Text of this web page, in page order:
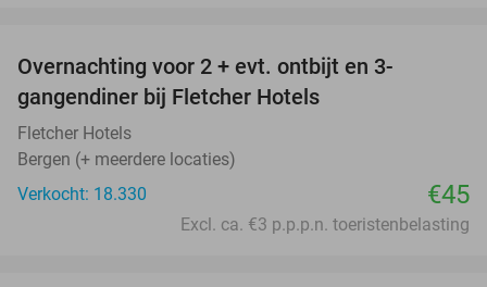
Overnachting voor 2 + evt. ontbijt en 3-
gangendiner bij Fletcher Hotels
Fletcher Hotels
Bergen (+ meerdere locaties)
Verkocht: 18.330
€45
Excl. ca. €3 p.p.p.n. toeristenbelasting